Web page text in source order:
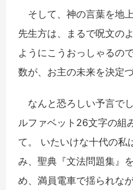
そして、神の言葉を地
先生方は、まるで呪文の
ようにこうおっしゃるの
数が、お主の未来を決定
なんと恐ろしい予言で
ルファベット 26文字の組
て。 いたいけな十代の私
み、聖典『文法問題集』
め、満員電車で揺られな